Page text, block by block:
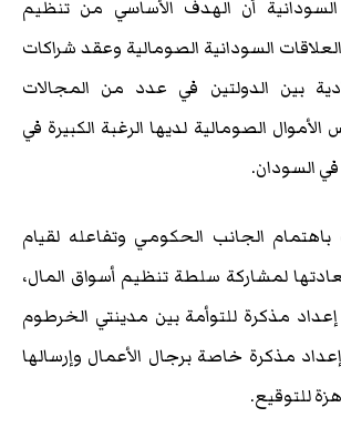
أن الهدف الأساسي من تنظيم
السودانية الصومالية وعقد شراكات
بين الدولتين في عدد من المجالات
الصومالية لديها الرغبة الكبيرة في
في السودان.
باهتمام الجانب الحكومي وتفاعله لقيام
لمشاركة سلطة تنظيم أسواق المال،
مذكرة للتوأمة بين مدينتي الخرطوم
مذكرة خاصة برجال الأعمال وإرسالها
للتوقيع.